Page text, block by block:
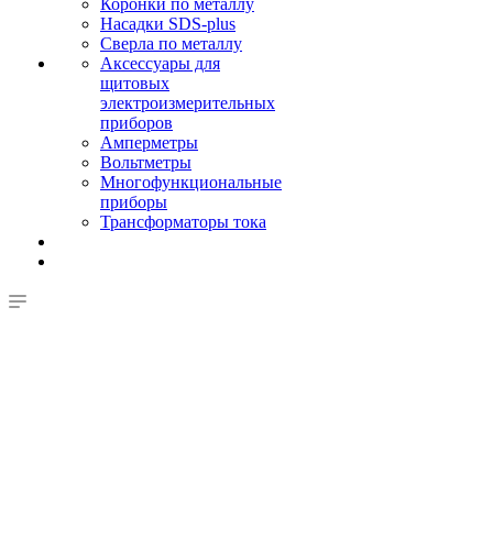
Коронки по металлу
Насадки SDS-plus
Сверла по металлу
Аксессуары для
щитовых
электроизмерительных
приборов
Амперметры
Вольтметры
Многофункциональные
приборы
Трансформаторы тока